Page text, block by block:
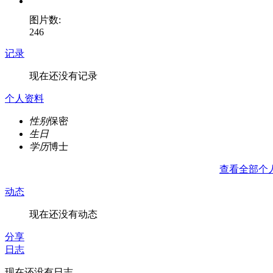
图片数:
246
记录
现在还没有记录
个人资料
性别保密
生日
学历博士
查看全部个
动态
现在还没有动态
分享
日志